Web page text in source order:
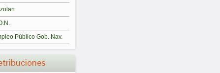
Público Gob. Nav.